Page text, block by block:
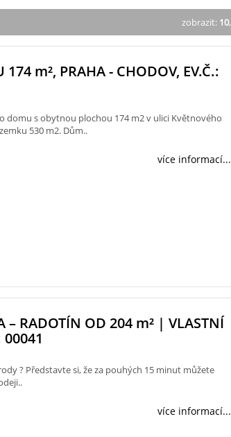
zobrazit: 10,
174 m², PRAHA - CHODOV, EV.Č.:
s obytnou plochou 174 m2 v ulici Květnového
530 m2. Dům..
více informací...
– RADOTÍN OD 204 m² | VLASTNÍ
00041
? Představte si, že za pouhých 15 minut můžete
více informací...